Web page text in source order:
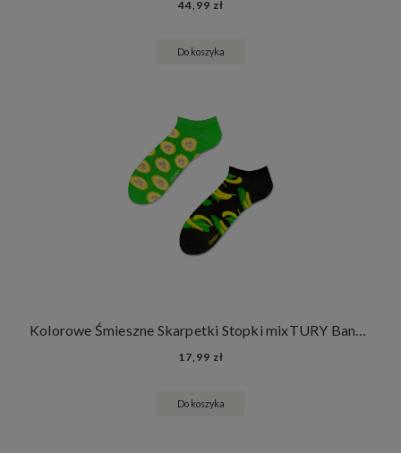
44,99 zł
Do koszyka
17,99 zł
Do koszyka